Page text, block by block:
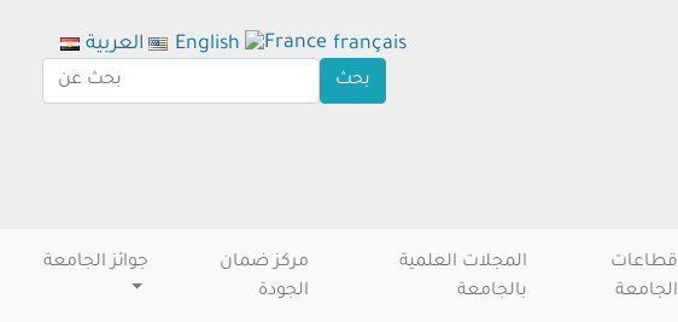
قطاعات
الجامعة
المجلات العلمية
بالجامعة
مركز ضمان
الجودة
جوائز الجامعة
العربية English français